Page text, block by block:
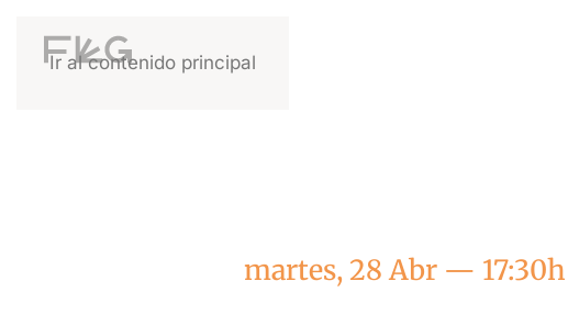
Ir al contenido principal
martes, 28 Abr — 17:30h